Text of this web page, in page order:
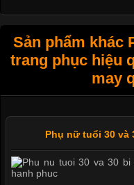
Sản phẩm khác
trang phục hiệu
may
Phụ nữ tuổi 30 và